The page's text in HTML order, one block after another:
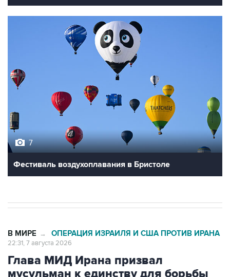
Фестиваль воздухоплавания в Бристоле
Глава МИД Ирана призвал
мусульман к единству для борьбы
против общих врагов